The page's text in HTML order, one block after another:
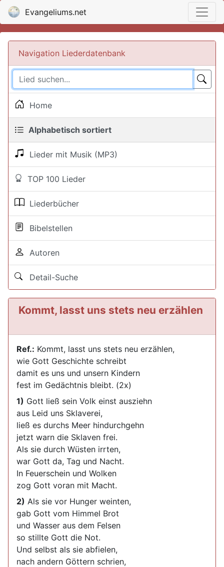
Evangeliums.net
Navigation Liederdatenbank
Home
Alphabetisch sortiert
Lieder mit Musik (MP3)
TOP 100 Lieder
Liederbücher
Bibelstellen
Autoren
Detail-Suche
Kommt, lasst uns stets neu erzählen
Ref.: Kommt, lasst uns stets neu erzählen,
wie Gott Geschichte schreibt
damit es uns und unsern Kindern
fest im Gedächtnis bleibt. (2x)
1) Gott ließ sein Volk einst ausziehn
aus Leid uns Sklaverei,
ließ es durchs Meer hindurchgehn
jetzt warn die Sklaven frei.
Als sie durch Wüsten irrten,
war Gott da, Tag und Nacht.
In Feuerschein und Wolken
zog Gott voran mit Macht.
2) Als sie vor Hunger weinten,
gab Gott vom Himmel Brot
und Wasser aus dem Felsen
so stillte Gott die Not.
Und selbst als sie abfielen,
nach andern Göttern schrien,